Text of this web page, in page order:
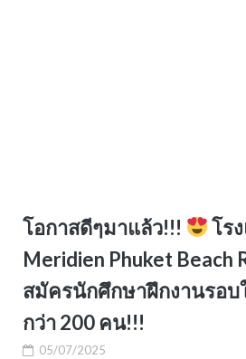
โอกาสดีๆมาแล้ว!!!
โร
Meridien Phuket Beach
สมัครนักศึกษาฝึกงานรอ
กว่า 200 คน!!!
05/07/2025